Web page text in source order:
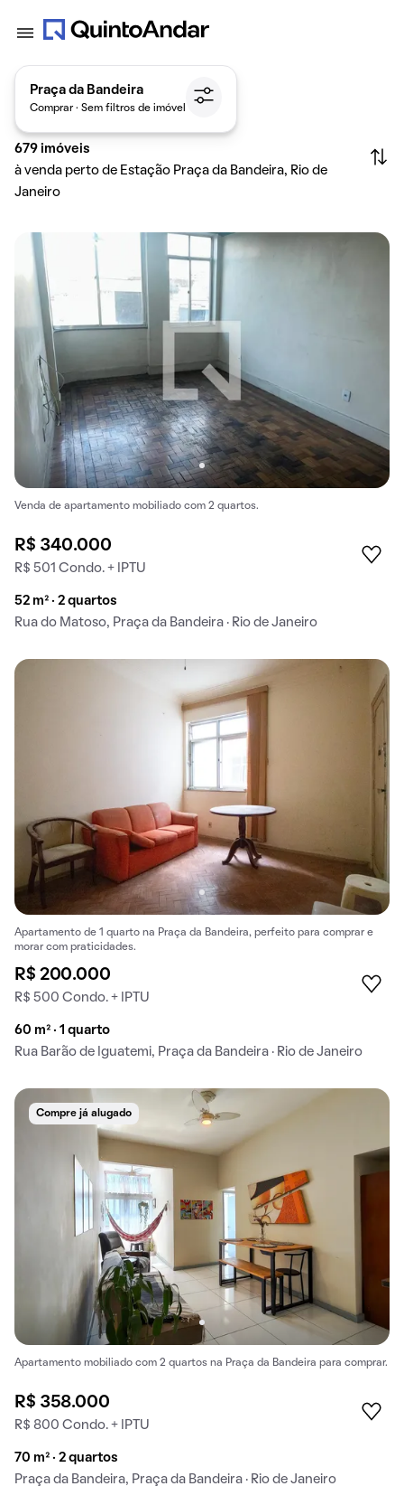
Praça da Bandeira
Comprar · Sem filtros de imóvel
679 imóveis
à venda perto de Estação Praça da Bandeira, Rio de
Janeiro
Venda de apartamento mobiliado com 2 quartos.
R$ 340.000
R$ 501 Condo. + IPTU
52 m² · 2 quartos
Rua do Matoso, Praça da Bandeira · Rio de Janeiro
Apartamento de 1 quarto na Praça da Bandeira, perfeito para comprar e
morar com praticidades.
R$ 200.000
R$ 500 Condo. + IPTU
60 m² · 1 quarto
Rua Barão de Iguatemi, Praça da Bandeira · Rio de Janeiro
Compre já alugado
Apartamento mobiliado com 2 quartos na Praça da Bandeira para comprar.
R$ 358.000
R$ 800 Condo. + IPTU
70 m² · 2 quartos
Praça da Bandeira, Praça da Bandeira · Rio de Janeiro